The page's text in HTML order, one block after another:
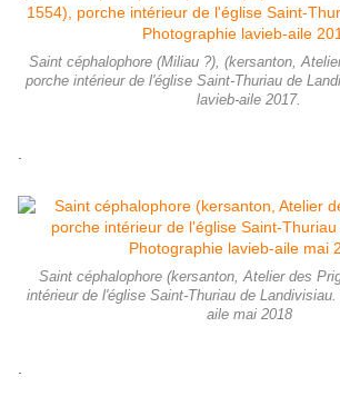
Saint céphalophore (Miliau ?), (kersanton,
porche intérieur de l'église Saint-Thuriau de
lavieb-aile 2017.
Saint céphalophore (kersanton, Atelier des
intérieur de l'église Saint-Thuriau de
aile mai 2018